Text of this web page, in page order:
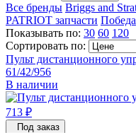
Все бренды Briggs and
PATRIOT запчасти Победа
Показывать по: 30 60 120
Сортировать по:
Пульт дистанционного
61/42/956
В наличии
713 ₽
Под заказ